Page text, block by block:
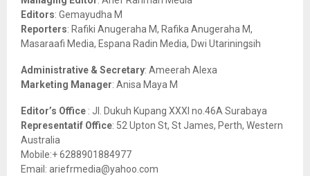
:Editors: Gemayudha M
Reporters: Rafiki Anugeraha M, Rafika Anugeraha M,
Masaraafi Media, Espana Radin Media, Dwi Utariningsih
Administrative & Secretary: Ameerah Alexa
Marketing Manager: Anisa Maya M
Editor’s Office : Jl. Dukuh Kupang XXXI no.46A Surabaya
Representatif Office: 52 Upton St, St James, Perth, Western
Australia
Mobile:+ 6288901884977
Email: ariefrmedia@yahoo.com